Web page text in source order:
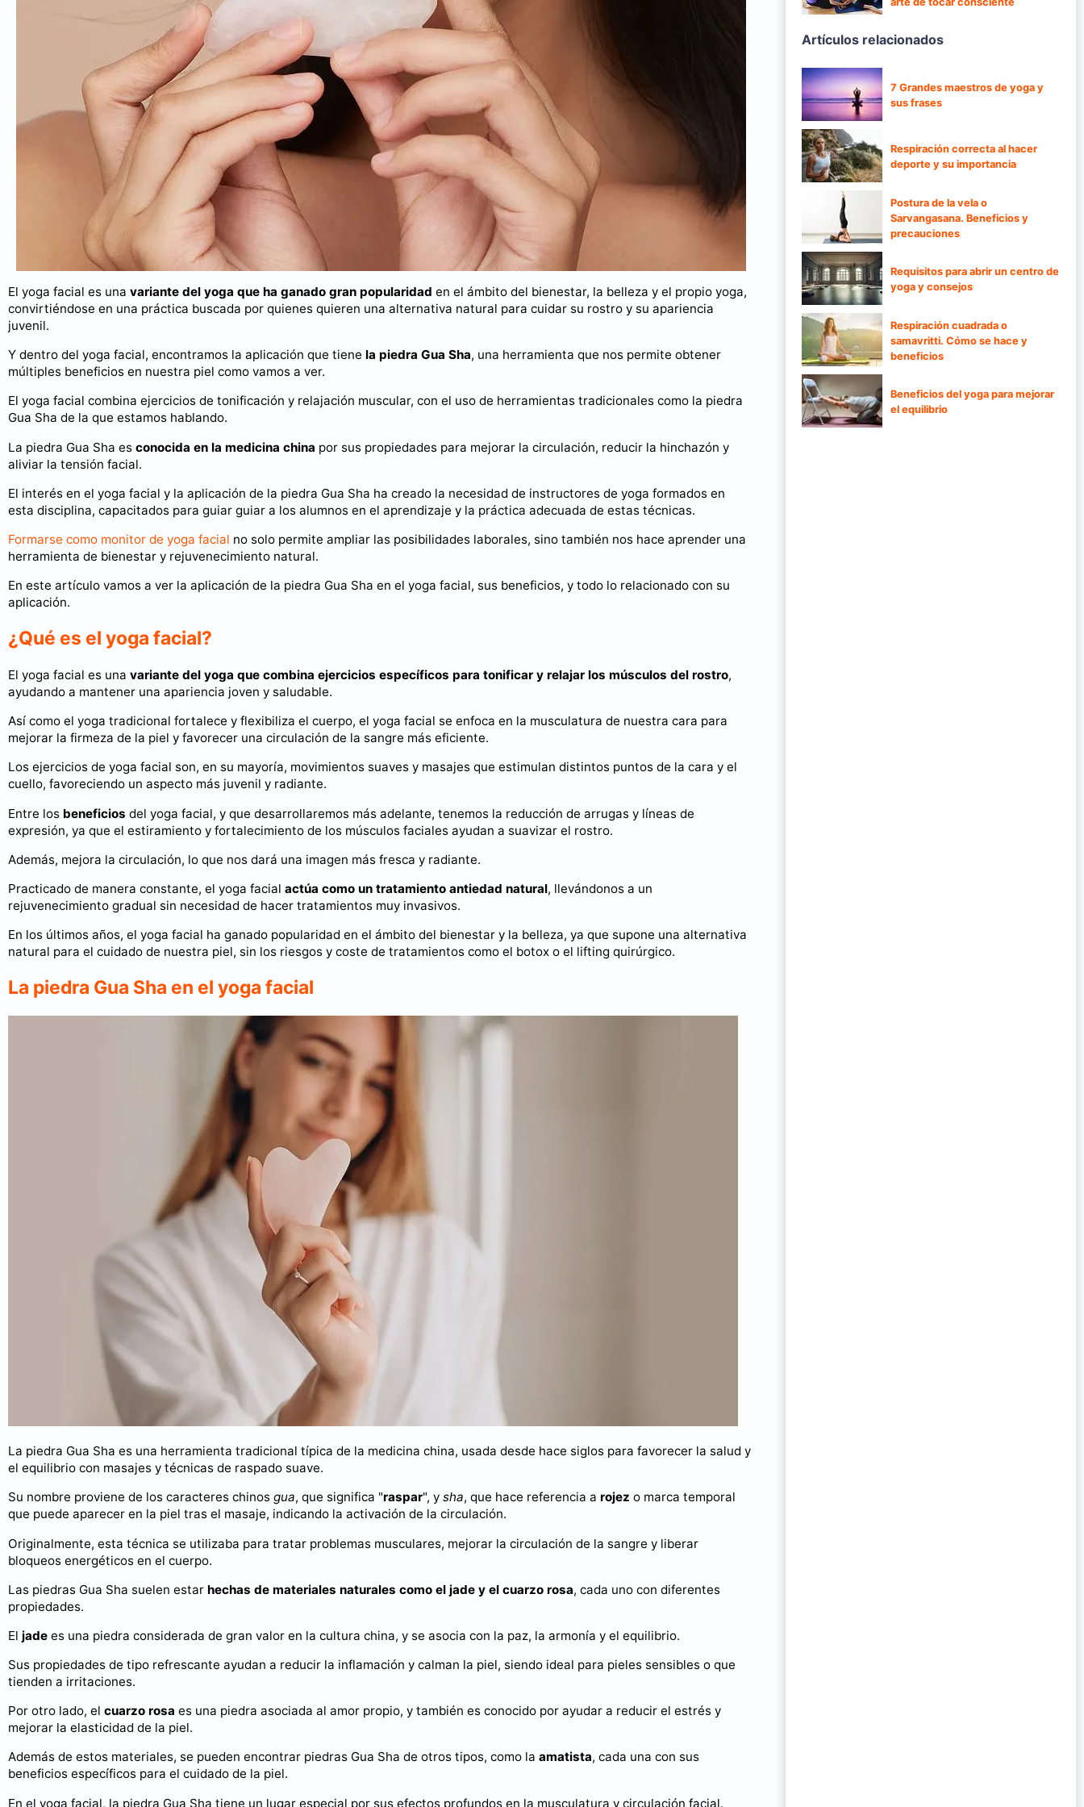
El yoga facial es una variante del yoga que ha ganado gran popularidad en el ámbito del bienestar, la belleza y el propio yoga,
convirtiéndose en una práctica buscada por quienes quieren una alternativa natural para cuidar su rostro y su apariencia
juvenil.
Y dentro del yoga facial, encontramos la aplicación que tiene la piedra Gua Sha, una herramienta que nos permite obtener
múltiples beneficios en nuestra piel como vamos a ver.
El yoga facial combina ejercicios de tonificación y relajación muscular, con el uso de herramientas tradicionales como la piedra
Gua Sha de la que estamos hablando.
La piedra Gua Sha es conocida en la medicina china por sus propiedades para mejorar la circulación, reducir la hinchazón y
aliviar la tensión facial.
El interés en el yoga facial y la aplicación de la piedra Gua Sha ha creado la necesidad de instructores de yoga formados en
esta disciplina, capacitados para guiar guiar a los alumnos en el aprendizaje y la práctica adecuada de estas técnicas.
Formarse como monitor de yoga facial no solo permite ampliar las posibilidades laborales, sino también nos hace aprender una
herramienta de bienestar y rejuvenecimiento natural.
En este artículo vamos a ver la aplicación de la piedra Gua Sha en el yoga facial, sus beneficios, y todo lo relacionado con su
aplicación.
¿Qué es el yoga facial?
El yoga facial es una variante del yoga que combina ejercicios específicos para tonificar y relajar los músculos del rostro,
ayudando a mantener una apariencia joven y saludable.
Así como el yoga tradicional fortalece y flexibiliza el cuerpo, el yoga facial se enfoca en la musculatura de nuestra cara para
mejorar la firmeza de la piel y favorecer una circulación de la sangre más eficiente.
Los ejercicios de yoga facial son, en su mayoría, movimientos suaves y masajes que estimulan distintos puntos de la cara y el
cuello, favoreciendo un aspecto más juvenil y radiante.
Entre los beneficios del yoga facial, y que desarrollaremos más adelante, tenemos la reducción de arrugas y líneas de
expresión, ya que el estiramiento y fortalecimiento de los músculos faciales ayudan a suavizar el rostro.
Además, mejora la circulación, lo que nos dará una imagen más fresca y radiante.
Practicado de manera constante, el yoga facial actúa como un tratamiento antiedad natural, llevándonos a un
rejuvenecimiento gradual sin necesidad de hacer tratamientos muy invasivos.
En los últimos años, el yoga facial ha ganado popularidad en el ámbito del bienestar y la belleza, ya que supone una alternativa
natural para el cuidado de nuestra piel, sin los riesgos y coste de tratamientos como el botox o el lifting quirúrgico.
La piedra Gua Sha en el yoga facial
La piedra Gua Sha es una herramienta tradicional típica de la medicina china, usada desde hace siglos para favorecer la salud y
el equilibrio con masajes y técnicas de raspado suave.
Su nombre proviene de los caracteres chinos gua, que significa "raspar", y sha, que hace referencia a rojez o marca temporal
que puede aparecer en la piel tras el masaje, indicando la activación de la circulación.
Originalmente, esta técnica se utilizaba para tratar problemas musculares, mejorar la circulación de la sangre y liberar
bloqueos energéticos en el cuerpo.
Las piedras Gua Sha suelen estar hechas de materiales naturales como el jade y el cuarzo rosa, cada uno con diferentes
propiedades.
El jade es una piedra considerada de gran valor en la cultura china, y se asocia con la paz, la armonía y el equilibrio.
Sus propiedades de tipo refrescante ayudan a reducir la inflamación y calman la piel, siendo ideal para pieles sensibles o que
tienden a irritaciones.
Por otro lado, el cuarzo rosa es una piedra asociada al amor propio, y también es conocido por ayudar a reducir el estrés y
mejorar la elasticidad de la piel.
Además de estos materiales, se pueden encontrar piedras Gua Sha de otros tipos, como la amatista, cada una con sus
beneficios específicos para el cuidado de la piel.
En el yoga facial, la piedra Gua Sha tiene un lugar especial por sus efectos profundos en la musculatura y circulación facial.
Artículos relacionados
7 Grandes maestros de yoga y
sus frases
Respiración correcta al hacer
deporte y su importancia
Postura de la vela o
Sarvangasana. Beneficios y
precauciones
Requisitos para abrir un centro de
yoga y consejos
Respiración cuadrada o
samavritti. Cómo se hace y
beneficios
Beneficios del yoga para mejorar
el equilibrio